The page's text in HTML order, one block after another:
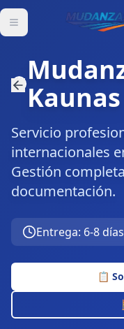
Kaunas
Servicio
internacionales
Gestión
documentación.
Entrega: 6-8 días
📋